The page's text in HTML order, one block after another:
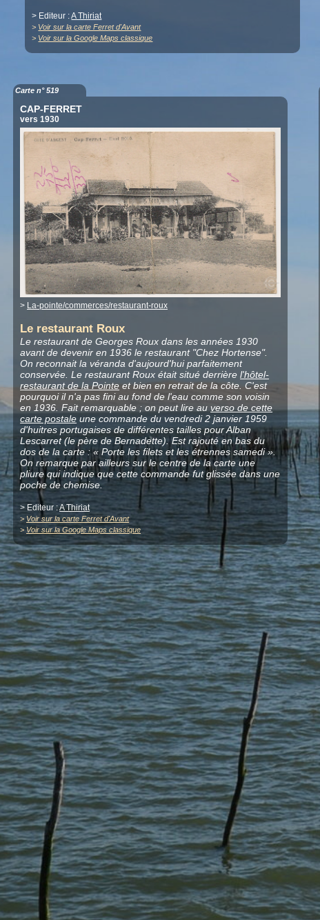
> Editeur :A Thiriat
> Voir sur la carte Ferret d'Avant
> Voir sur la Google Maps classique
Carte n° 519
CAP-FERRET
vers 1930
> La-pointe/commerces/restaurant-roux
Le restaurant Roux
Le restaurant de Georges Roux dans les années 1930
avant de devenir en 1936 le restaurant "Chez Hortense".
On reconnait la véranda d'aujourd'hui parfaitement
conservée. Le restaurant Roux était situé derrièrel'hôtel-
restaurant de la Pointe et bien en retrait de la côte. C'est
pourquoi il n'a pas fini au fond de l'eau comme son voisin
en 1936. Fait remarquable ; on peut lire auverso de cette
carte postale une commande du vendredi 2 janvier 1959
d'huitres portugaises de différentes tailles pour Alban
Lescarret (le père de Bernadette). Est rajouté en bas du
dos de la carte : « Porte les filets et les étrennes samedi ».
On remarque par ailleurs sur le centre de la carte une
pliure qui indique que cette commande fut glissée dans une
poche de chemise.
> Editeur :A Thiriat
> Voir sur la carte Ferret d'Avant
>Voir sur la Google Maps classique